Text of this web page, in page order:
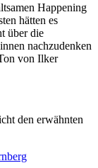
Happening
hätten es
über die
nachzudenken
von Ilker
den erwähnten